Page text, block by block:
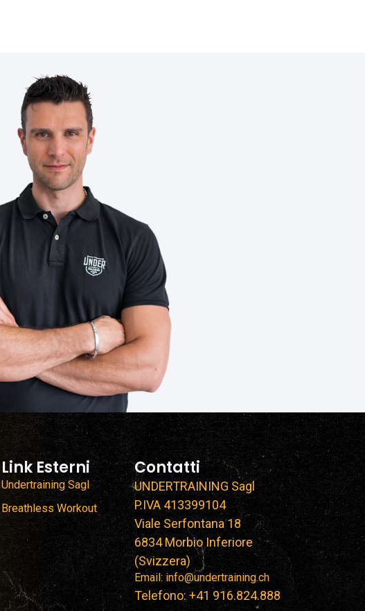
Link Esterni
Undertraining Sagl
Breathless Workout
Contatti
UNDERTRAINING Sagl
P.IVA 413399104
Viale Serfontana 18
6834 Morbio Inferiore
(Svizzera)
Email: info@undertraining.ch
Telefono: +41 916.824.888